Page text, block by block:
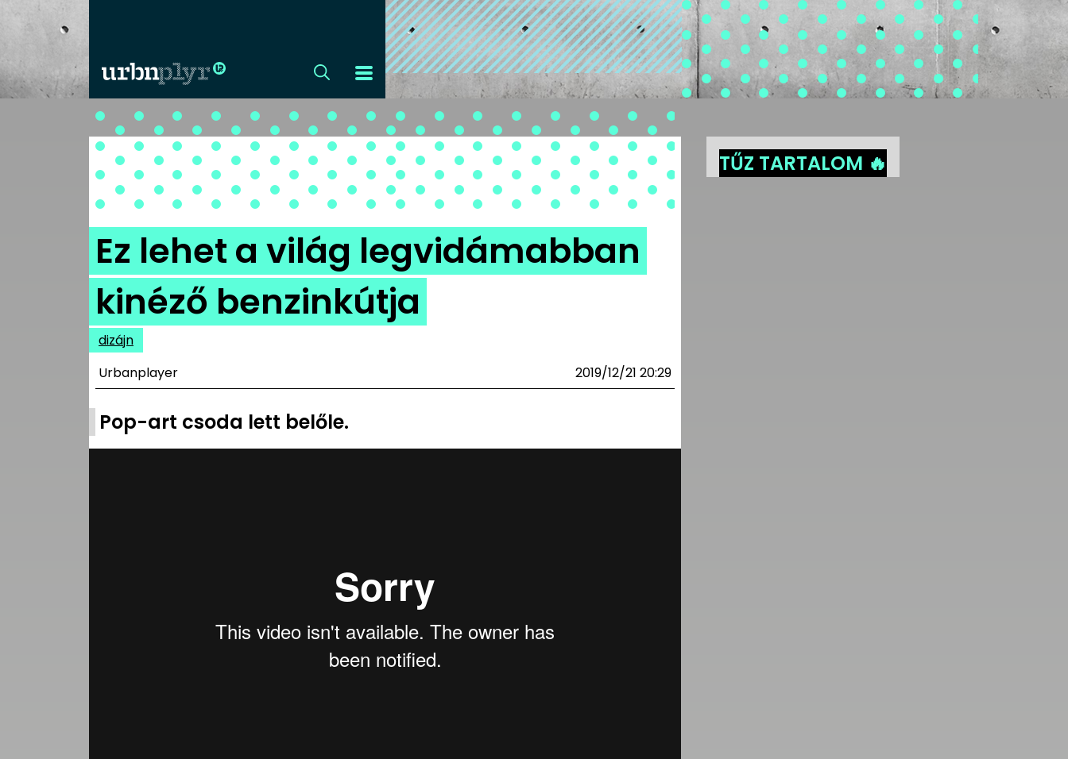
CÍMLAP
DIZÁJN
DIVAT
HIP
KULT
ZENE
Ez lehet a világ legvidámabban
kinéző benzinkútja
dizájn
Urbanplayer
2019/12/21 20:29
Pop-art csoda lett belőle.
TŰZ TARTALOM 🔥